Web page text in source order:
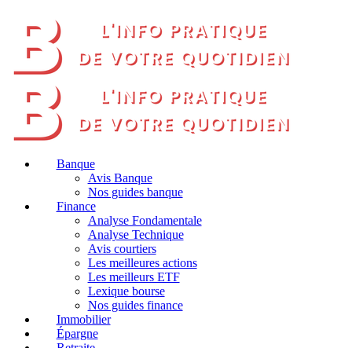
Banque
Avis Banque
Nos guides banque
Finance
Analyse Fondamentale
Analyse Technique
Avis courtiers
Les meilleures actions
Les meilleurs ETF
Lexique bourse
Nos guides finance
Immobilier
Épargne